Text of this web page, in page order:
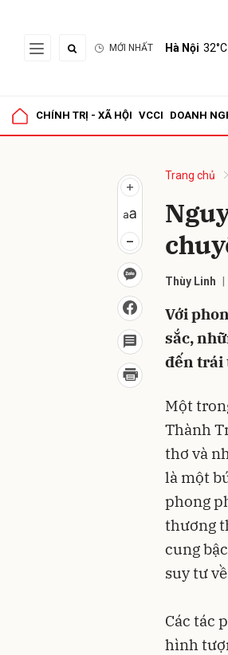
MỚI NHẤT Hà Nội 32°C
CHÍNH TRỊ - XÃ HỘI VCCI DOANH
Trang chủ
Thùy Linh
Với
sắc,
đến trái
Một
Thành
thơ và
là một
phong
thương
cung
suy tư
Các tác
hình